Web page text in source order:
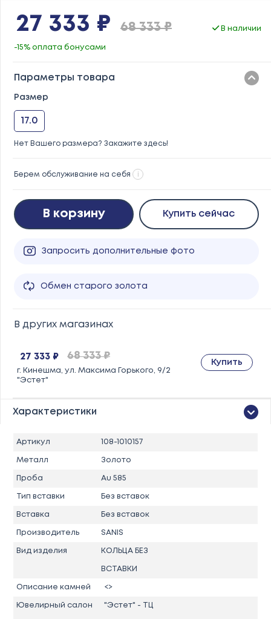
27 333 ₽ 68 333 ₽ В наличии
-15% оплата бонусами
Параметры товара
Размер
17.0
Нет Вашего размера? Закажите здесь!
Берем обслуживание на себя i
В корзину Купить сейчас
Запросить дополнительные фото
Обмен старого золота
В других магазинах
27 333 ₽ 68 333 ₽
г. Кинешма, ул. Максима Горького, 9/2
"Эстет"
Купить
Характеристики
Артикул 108-1010157
Металл Золото
Проба Au 585
Тип вставки Без вставок
Вставка Без вставок
Производитель SANIS
Вид изделия КОЛЬЦА БЕЗ
ВСТАВКИ
Описание камней <>
Ювелирный салон "Эстет" - ТЦ